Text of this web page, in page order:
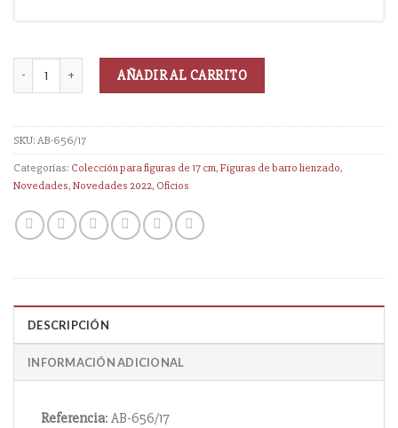
AÑADIR AL CARRITO
SKU:AB-656/17
Categorías: Colección para figuras de 17 cm,Figuras de barro lienzado,
Novedades,Novedades 2022, Oficios
DESCRIPCIÓN
INFORMACIÓN ADICIONAL
Referencia: AB-656/17